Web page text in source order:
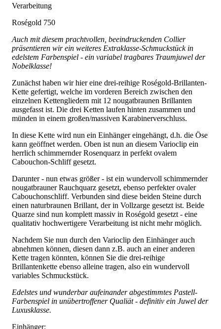
Verarbeitung
Roségold 750
Auch mit diesem prachtvollen, beeindruckenden Collier
präsentieren wir ein weiteres Extraklasse-Schmuckstück in
edelstem Farbenspiel - ein variabel tragbares Traumjuwel der
Nobelklasse!
Zunächst haben wir hier eine drei-reihige Roségold-Brillanten-
Kette gefertigt, welche im vorderen Bereich zwischen den
einzelnen Kettengliedern mit 12 nougatbraunen Brillanten
ausgefasst ist. Die drei Ketten laufen hinten zusammen und
münden in einem großen/massiven Karabinerverschluss.
In diese Kette wird nun ein Einhänger eingehängt, d.h. die Öse
kann geöffnet werden. Oben ist nun an diesem Varioclip ein
herrlich schimmernder Rosenquarz in perfekt ovalem
Cabouchon-Schliff gesetzt.
Darunter - nun etwas größer - ist ein wundervoll schimmernder
nougatbrauner Rauchquarz gesetzt, ebenso perfekter ovaler
Cabouchonschliff. Verbunden sind diese beiden Steine durch
einen naturbraunen Brillant, der in Vollzarge gesetzt ist. Beide
Quarze sind nun komplett massiv in Roségold gesetzt - eine
qualitativ hochwertigere Verarbeitung ist nicht mehr möglich.
Nachdem Sie nun durch den Varioclip den Einhänger auch
abnehmen können, diesen dann z.B. auch an einer anderen
Kette tragen könnten, können Sie die drei-reihige
Brillantenkette ebenso alleine tragen, also ein wundervoll
variables Schmuckstück.
Edelstes und wunderbar aufeinander abgestimmtes Pastell-
Farbenspiel in unübertroffener Qualiät - definitiv ein Juwel der
Luxusklasse.
Einhänger: